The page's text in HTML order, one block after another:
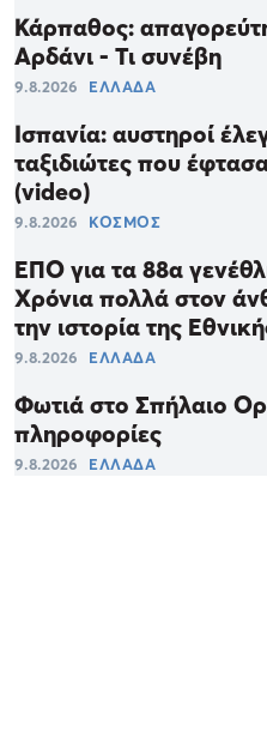
Κάρπαθος:
Αρδάνι - Τι συνέβη
9.8.2026 ΕΛΛΑΔΑ
Ισπανία: αυστηροί
ταξιδιώτες που
(video)
9.8.2026 ΚΟΣΜΟΣ
ΕΠΟ για τα 88α
Χρόνια πολλά στον
την ιστορία της
9.8.2026 ΕΛΛΑΔΑ
Φωτιά στο Σπήλαιο
πληροφορίες
9.8.2026 ΕΛΛΑΔΑ